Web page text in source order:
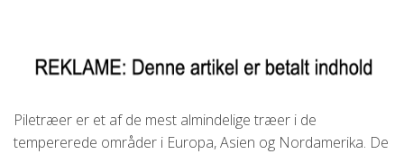
Piletræer er et af de mest almindelige træer i de
tempererede områder i Europa, Asien og Nordamerika. De